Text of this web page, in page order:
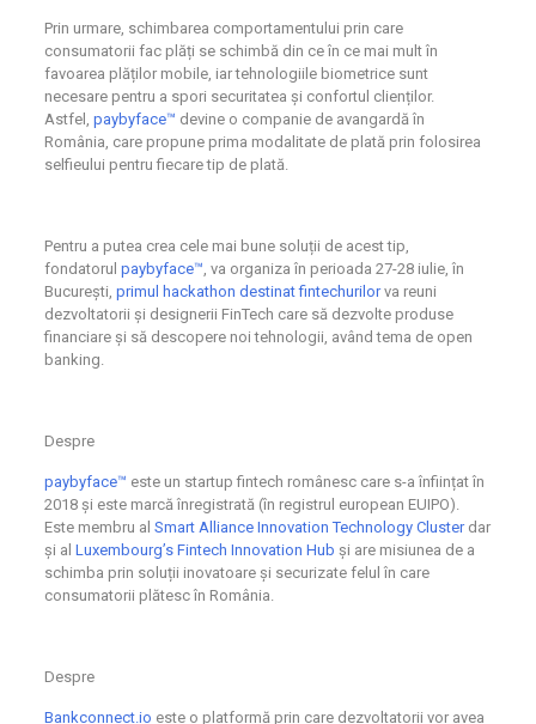
Prin urmare, schimbarea comportamentului prin care
consumatorii fac plăți se schimbă din ce în ce mai mult în
favoarea plăților mobile, iar tehnologiile biometrice sunt
necesare pentru a spori securitatea și confortul clienților.
Astfel, paybyface™ devine o companie de avangardă în
România, care propune prima modalitate de plată prin folosirea
selfieului pentru fiecare tip de plată.
Pentru a putea crea cele mai bune soluții de acest tip,
fondatorul paybyface™, va organiza în perioada 27-28 iulie, în
București, primul hackathon destinat fintechurilorva reuni
dezvoltatorii și designerii FinTech care să dezvolte produse
financiare și să descopere noi tehnologii, având tema de open
banking.
Despre
paybyface™ este un startup fintech românesc care s-a înființat în
2018 și este marcă înregistrată (în registrul european EUIPO).
Este membru al Smart Alliance Innovation Technology Clusterdar
și al Luxembourg’s Fintech Innovation Hub și are misiunea de a
schimba prin soluții inovatoare și securizate felul în care
consumatorii plătesc în România.
Despre
Bankconnect.io este o platformă prin care dezvoltatorii vor avea